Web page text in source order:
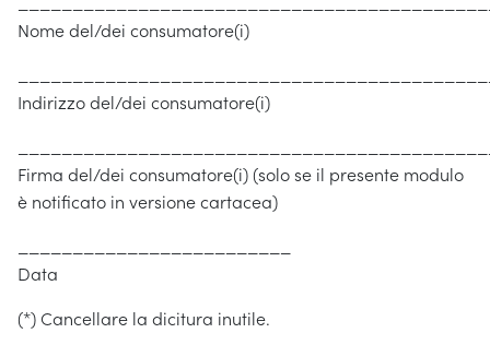
Nome del/dei consumatore(i)
Indirizzo del/dei consumatore(i)
Firma del/dei consumatore(i) (solo se il presente modulo
è notificato in versione cartacea)
Data
(*) Cancellare la dicitura inutile.